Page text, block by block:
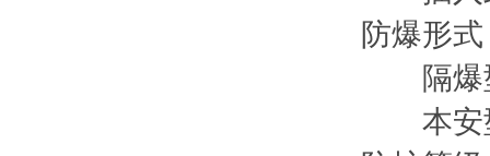
防爆
隔爆
本安